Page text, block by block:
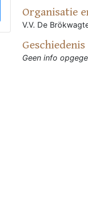
Organisatie
V.V. De
Geen info